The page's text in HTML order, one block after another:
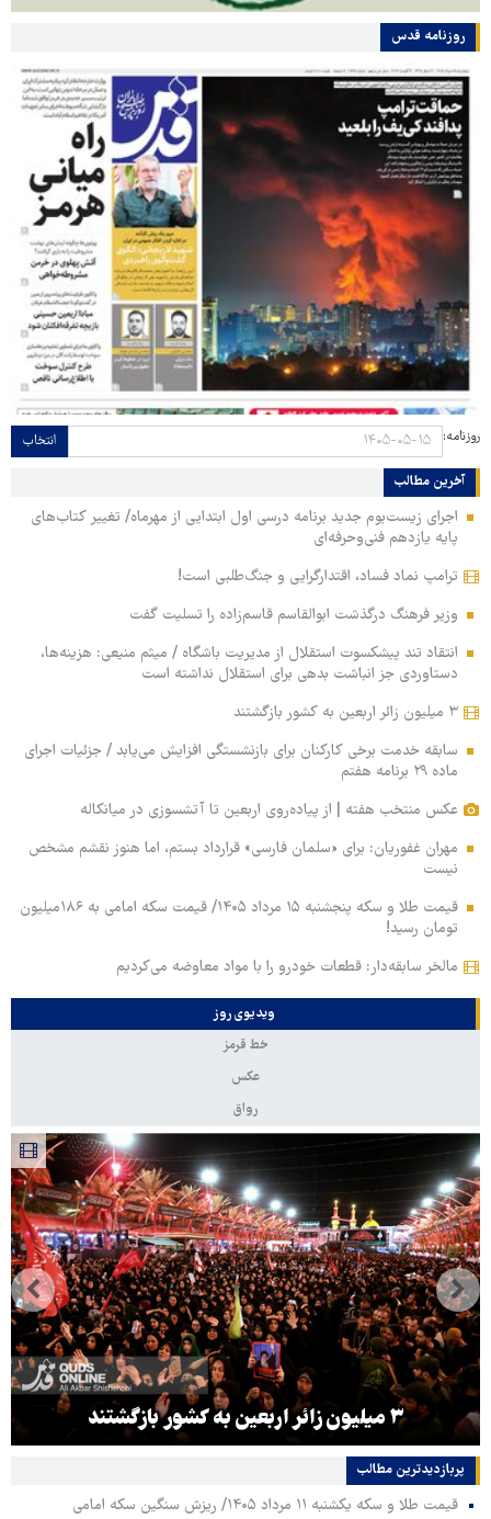
روزنامه قدس
روزنامه: انتخاب
آخرین مطالب
اجرای زیست‌بوم جدید برنامه درسی اول ابتدایی از مهرماه/ تغییر کتاب‌های
پایه یازدهم فنی‌وحرفه‌ای
ترامپ نماد فساد، اقتدارگرایی و جنگ‌طلبی است!
وزیر فرهنگ درگذشت ابوالقاسم قاسم‌زاده را تسلیت گفت
انتقاد تند پیشکسوت استقلال از مدیریت باشگاه / میثم منیعی: هزینه‌ها،
دستاوردی جز انباشت بدهی برای استقلال نداشته است
۳ میلیون زائر اربعین به کشور بازگشتند
سابقه خدمت برخی کارکنان برای بازنشستگی افزایش می‌یابد / جزئیات اجرای
ماده ۲۹ برنامه هفتم
عکس منتخب هفته | از پیاده‌روی اربعین تا آتشسوزی در میانکاله
مهران غفوریان: برای «سلمان فارسی» قرارداد بستم، اما هنوز نقشم مشخص
نیست
قیمت طلا و سکه پنجشنبه ۱۵ مرداد ۱۴۰۵/ قیمت سکه امامی به ۱۸۶میلیون
تومان رسید!
مالخر سابقه‌دار: قطعات خودرو را با مواد معاوضه می‌کردیم
ویدیوی روز
خط قرمز
عکس
رواق
۳ میلیون زائر اربعین به کشور بازگشتند
پربازدیدترین‌ مطالب
قیمت طلا و سکه یکشنبه ۱۱ مرداد ۱۴۰۵/ ریزش سنگین سکه امامی